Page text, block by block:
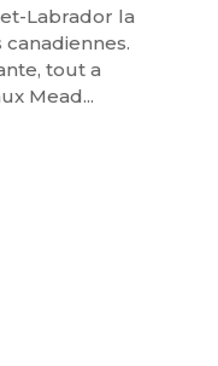
Labrador la
tout a
Mead...